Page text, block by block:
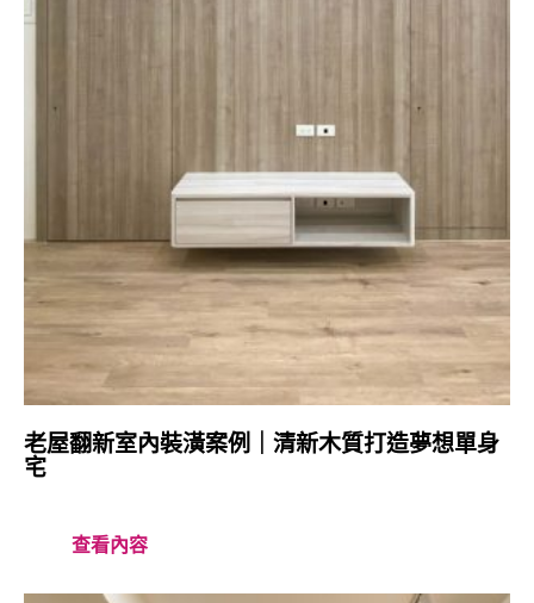
老屋翻新室內裝潢案例｜清新木質打造夢想單身
宅
查看內容